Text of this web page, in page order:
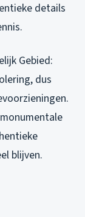
details
Gebied:
dus
blijven.